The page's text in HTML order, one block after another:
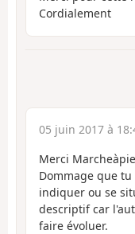
Cordialement
05 juin 2017 à
Merci
Dommage que
indiquer ou se
descriptif car
faire évoluer.